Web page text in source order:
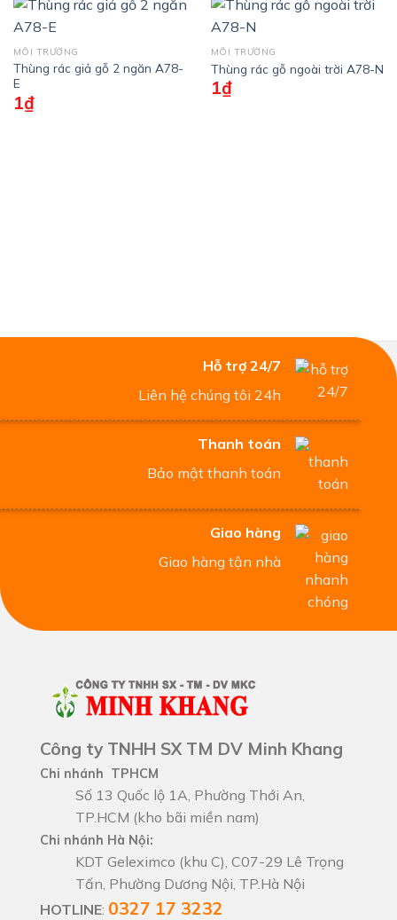
MÔI TRƯỜNG
Thùng rác giả gỗ 2 ngăn A78-
E
1₫
MÔI TRƯỜNG
Thùng rác gỗ ngoài trời A78-N
1₫
Hỗ trợ 24/7
Liên hệ chúng tôi 24h
Thanh toán
Bảo mật thanh toán
Giao hàng
Giao hàng tận nhà
Công ty TNHH SX TM DV Minh Khang
Chi nhánh TPHCM
Số 13 Quốc lộ 1A, Phường Thới An,
TP.HCM (kho bãi miền nam)
Chi nhánh Hà Nội:
KDT Geleximco (khu C), C07-29 Lê Trọng
Tấn, Phường Dương Nội, TP.Hà Nội
HOTLINE: 0327 17 3232